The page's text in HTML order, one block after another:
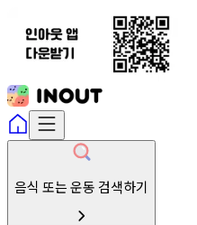
음식 또는 운동 검색하기